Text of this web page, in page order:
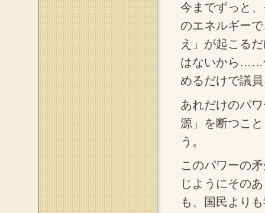
今までずっと
のエネルギー
え」が起こる
はないから……
めるだけで議
あれだけのパ
源」を断つこ
う。
このパワーの
じようにその
も、国民より